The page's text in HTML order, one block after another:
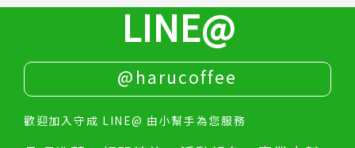
LINE@
@harucoffee
歡迎加入守成 LINE@ 由小幫手為您服務